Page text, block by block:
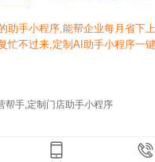
助手小程序,能帮企业每月省下
忙不过来,定制AI助手小程序一
帮手,定制门店助手小程序